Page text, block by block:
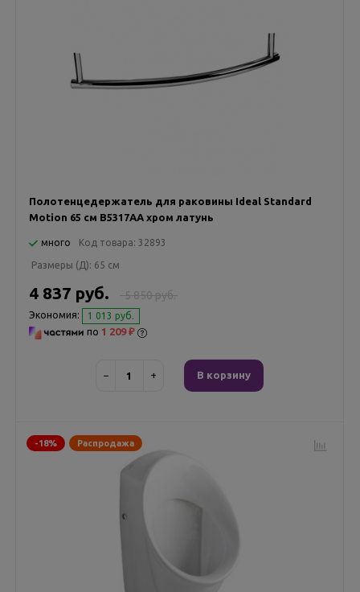
Полотенцедержатель для раковины Ideal Standard
Motion 65 см В5317АА хром латунь
много Код товара: 32893
Размеры (Д): 65 см
5 850 руб.
4 837 руб.
Экономия: 1 013 руб.
по 1 209 ₽
− + В корзину
-18% Распродажа